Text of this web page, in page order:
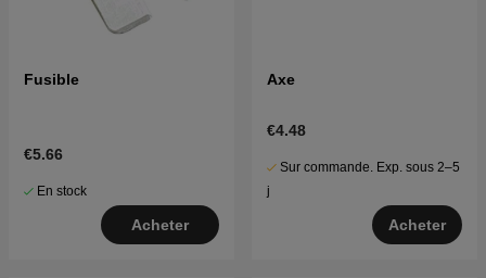
Fusible
€5.66
En stock
Acheter
Axe
€4.48
Sur commande. Exp. sous 2–5
j
Acheter